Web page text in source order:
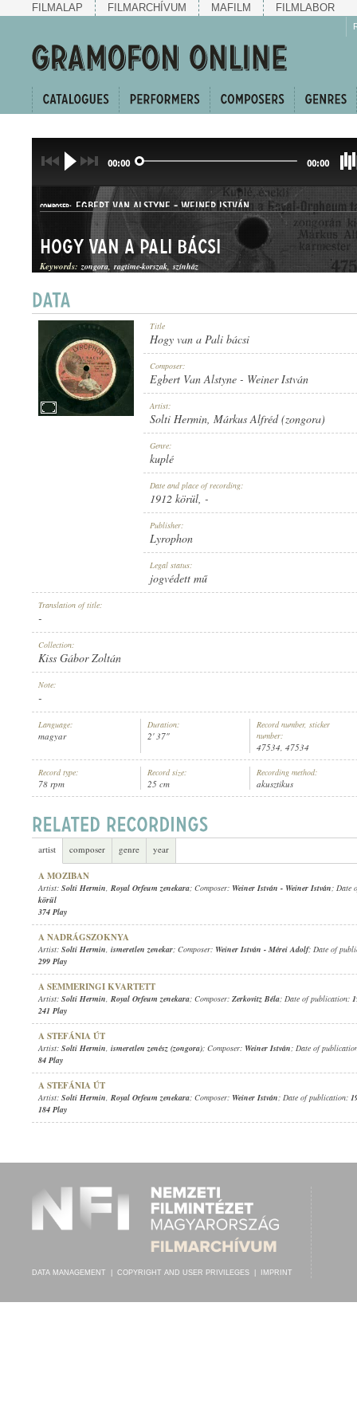
FILMALAP FILMARCHÍVUM MAFILM FILMLABOR
00:00 00:00
COMPOSER: EGBERT VAN ALSTYNE - WEINER ISTVÁN
KUPLÉ
RECORD NUMBER:
Hogy van a Pali bácsi
Keywords: zongora ragtime-korszak színház
Title
Hogy van a Pali bácsi
Composer:
Egbert Van Alstyne - Weiner István
Artist:
Solti Hermin, Márkus Alfréd (zongora)
Genre:
kuplé
Date and place of recording:
1912 körül, -
Publisher:
Lyrophon
Legal status:
jogvédett mű
Translation of title:
-
Collection:
Kiss Gábor Zoltán
Note:
-
Language:
magyar
Duration:
2' 37"
Record number, sticker
number:
47534, 47534
Record type:
78 rpm
Record size:
25 cm
Recording method:
akusztikus
artist composer genre year
A MOZIBAN
Artist: Solti Hermin, Royal Orfeum zenekara; Composer: Weiner István - Weiner István; Date
körül
374 Play
A NADRÁGSZOKNYA
Artist: Solti Hermin, ismeretlen zenekar; Composer: Weiner István - Mérei Adolf; Date of
299 Play
A SEMMERINGI KVARTETT
Artist: Solti Hermin, Royal Orfeum zenekara; Composer: Zerkovitz Béla; Date of publication:
241 Play
A STEFÁNIA ÚT
Artist: Solti Hermin, ismeretlen zenész (zongora); Composer: Weiner István; Date of
84 Play
A STEFÁNIA ÚT
Artist: Solti Hermin, Royal Orfeum zenekara; Composer: Weiner István; Date of publication:
184 Play
DATA MANAGEMENT COPYRIGHT AND USER PRIVILEGES IMPRINT